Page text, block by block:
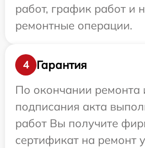
работ, график работ и
ремонтные операции.
4
Гарантия
По окончании ремонта
подписания акта
работ Вы получите
сертификат на ремонт